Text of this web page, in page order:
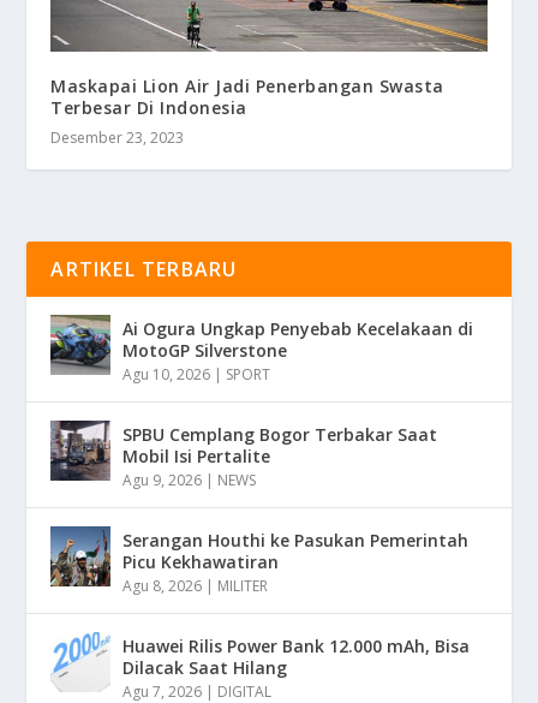
Maskapai Lion Air Jadi Penerbangan Swasta
Terbesar Di Indonesia
Desember 23, 2023
ARTIKEL TERBARU
Ai Ogura Ungkap Penyebab Kecelakaan di
MotoGP Silverstone
Agu 10, 2026 | SPORT
SPBU Cemplang Bogor Terbakar Saat
Mobil Isi Pertalite
Agu 9, 2026 | NEWS
Serangan Houthi ke Pasukan Pemerintah
Picu Kekhawatiran
Agu 8, 2026 | MILITER
Huawei Rilis Power Bank 12.000 mAh, Bisa
Dilacak Saat Hilang
Agu 7, 2026 | DIGITAL